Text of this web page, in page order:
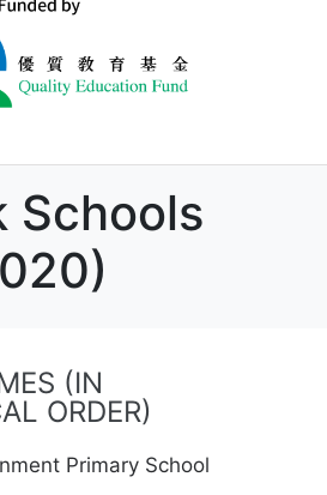
Schools
(IN
ORDER)
Primary School